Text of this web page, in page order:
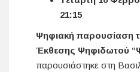
21:15
Ψηφιακή παρουσίαση
Έκθεσης Ψηφιδωτού
παρουσιάστηκε στη